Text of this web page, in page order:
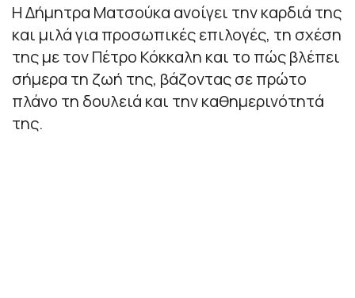
Η Δήμητρα Ματσούκα ανοίγει την καρδιά της
και μιλά για προσωπικές επιλογές, τη σχέση
της με τον Πέτρο Κόκκαλη και το πώς βλέπει
σήμερα τη ζωή της, βάζοντας σε πρώτο
πλάνο τη δουλειά και την καθημερινότητά
της.